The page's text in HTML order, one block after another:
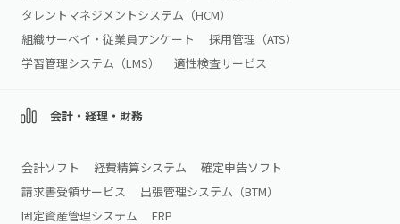
タレントマネジメントシステム（HCM）
組織サーベイ・従業員アンケート
採用管理（ATS）
学習管理システム（LMS）
適性検査サービス
会計・経理・財務
会計ソフト 経費精算システム
確定申告ソフト
請求書受領サービス
出張管理システム（BTM）
固定資産管理システム
ERP